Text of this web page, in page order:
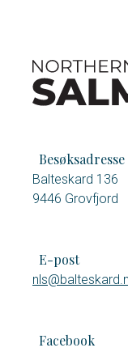
Besøksadresse
Balteskard 136
9446 Grovfjord
E-post
Facebook